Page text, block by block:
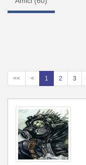
<< < 1 2 3